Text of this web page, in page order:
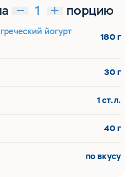
порцию
йогурт
180 г
30 г
1 ст.л.
40 г
по вкусу